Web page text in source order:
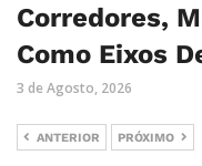
Corredores,
Como Eixos
3 de Agosto, 2026
ANTERIOR PRÓXIMO